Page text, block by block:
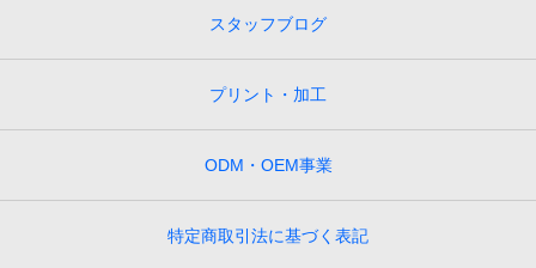
スタッフブログ
プリント・加工
ODM・OEM事業
特定商取引法に基づく表記